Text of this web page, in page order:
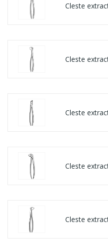
Cleste
Cleste
Cleste
Cleste
Cleste